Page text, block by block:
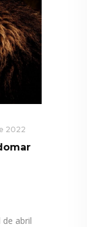
2022
abril